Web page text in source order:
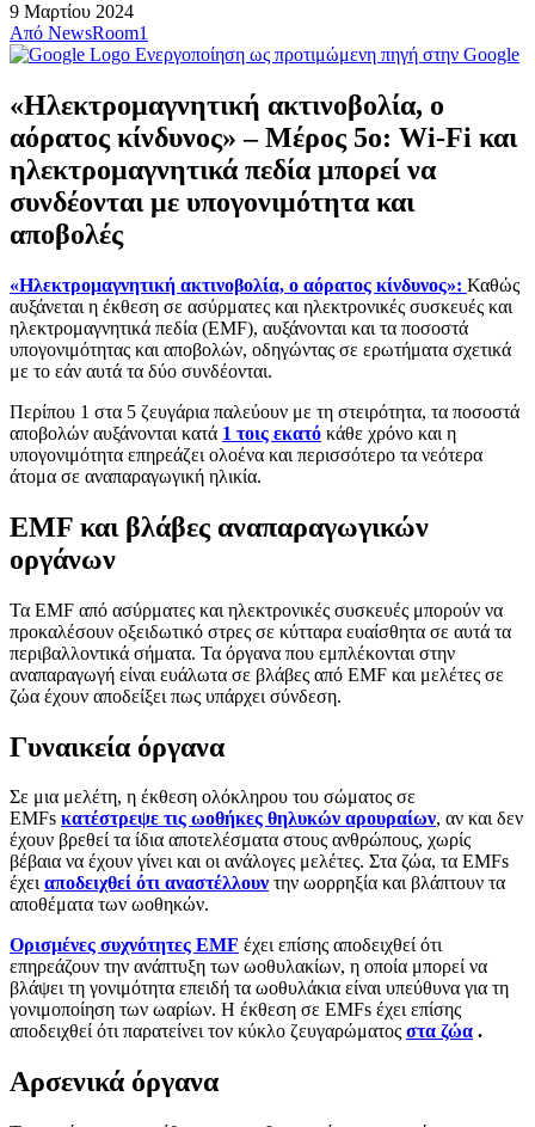
9 Μαρτίου 2024
Από NewsRoom1
Ενεργοποίηση ως προτιμώμενη πηγή στην Google
«Ηλεκτρομαγνητική ακτινοβολία, ο
αόρατος κίνδυνος» – Μέρος 5ο: Wi-Fi και
ηλεκτρομαγνητικά πεδία μπορεί να
συνδέονται με υπογονιμότητα και
αποβολές
«Ηλεκτρομαγνητική ακτινοβολία, ο αόρατος κίνδυνος»: Καθώς
αυξάνεται η έκθεση σε ασύρματες και ηλεκτρονικές συσκευές και
ηλεκτρομαγνητικά πεδία (EMF), αυξάνονται και τα ποσοστά
υπογονιμότητας και αποβολών, οδηγώντας σε ερωτήματα σχετικά
με το εάν αυτά τα δύο συνδέονται.
Περίπου 1 στα 5 ζευγάρια παλεύουν με τη στειρότητα, τα ποσοστά
αποβολών αυξάνονται κατά 1 τοις εκατό κάθε χρόνο και η
υπογονιμότητα επηρεάζει ολοένα και περισσότερο τα νεότερα
άτομα σε αναπαραγωγική ηλικία.
EMF και βλάβες αναπαραγωγικών
οργάνων
Τα EMF από ασύρματες και ηλεκτρονικές συσκευές μπορούν να
προκαλέσουν οξειδωτικό στρες σε κύτταρα ευαίσθητα σε αυτά τα
περιβαλλοντικά σήματα. Τα όργανα που εμπλέκονται στην
αναπαραγωγή είναι ευάλωτα σε βλάβες από EMF και μελέτες σε
ζώα έχουν αποδείξει πως υπάρχει σύνδεση.
Γυναικεία όργανα
Σε μια μελέτη, η έκθεση ολόκληρου του σώματος σε
EMFs κατέστρεψε τις ωοθήκες θηλυκών αρουραίων, αν και δεν
έχουν βρεθεί τα ίδια αποτελέσματα στους ανθρώπους, χωρίς
βέβαια να έχουν γίνει και οι ανάλογες μελέτες. Στα ζώα, τα EMFs
έχειαποδειχθεί ότι αναστέλλουν την ωορρηξία και βλάπτουν τα
αποθέματα των ωοθηκών.
Ορισμένες συχνότητες EMF έχει επίσης αποδειχθεί ότι
επηρεάζουν την ανάπτυξη των ωοθυλακίων, η οποία μπορεί να
βλάψει τη γονιμότητα επειδή τα ωοθυλάκια είναι υπεύθυνα για τη
γονιμοποίηση των ωαρίων. Η έκθεση σε EMFs έχει επίσης
αποδειχθεί ότι παρατείνει τον κύκλο ζευγαρώματος στα ζώα .
Αρσενικά όργανα